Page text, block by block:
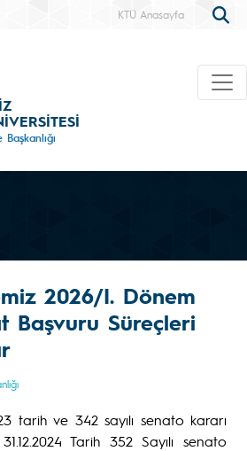
KTÜ Anasayfa
2026/I. Dönem
Başvuru Süreçleri
tarih ve 342 sayılı senato kararı
Tarih 352 Sayılı senato